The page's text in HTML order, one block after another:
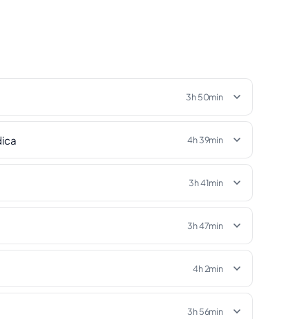
3h 50min
4h 39min
3h 41min
3h 47min
4h 2min
3h 56min